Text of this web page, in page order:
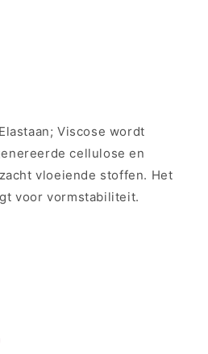
Viscose wordt
cellulose en
vloeiende stoffen. Het
voor vormstabiliteit.